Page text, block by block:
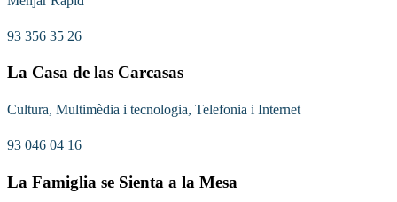
93 356 35 26
La Casa de las Carcasas
Cultura, Multimèdia i tecnologia, Telefonia i Internet
93 046 04 16
La Famiglia se Sienta a la Mesa